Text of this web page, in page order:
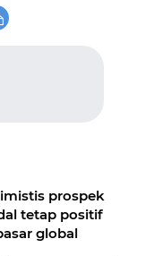
prospek
tetap positif
global